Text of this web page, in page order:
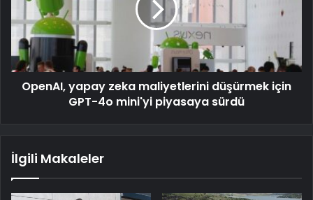
OpenAI, yapay zeka maliyetlerini düşürmek için
GPT-4o mini'yi piyasaya sürdü
İlgili Makaleler